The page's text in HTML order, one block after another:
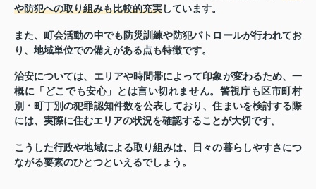
や防犯への取り組みも比較的充実 しています。
また、町会活動の中でも防災訓練や防犯パトロールが行われてお
り、 地域単位での備えがある 点も特徴です。
治安については、エリアや時間帯によって印象が変わるため、一
概に「どこでも安心」とは言い切れません。警視庁も区市町村
別・町丁別の犯罪認知件数を公表しており、住まいを検討する際
には、実際に住むエリアの状況を確認することが大切です。
こうした行政や地域による取り組みは、日々の暮らしやすさにつ
ながる要素のひとつといえるでしょう。